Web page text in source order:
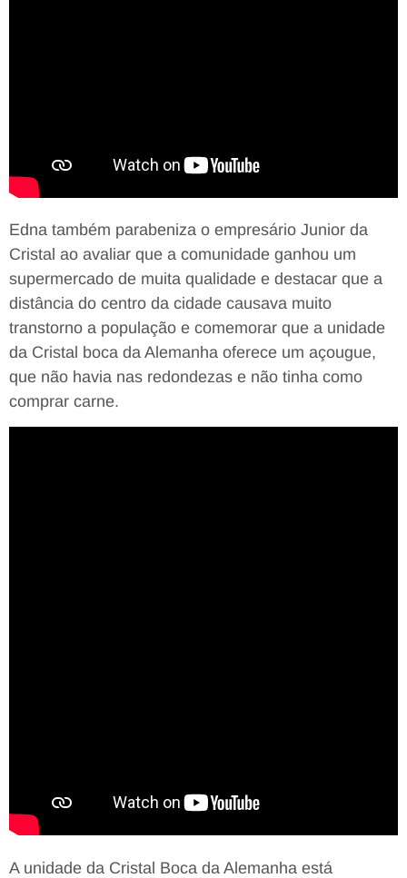
Edna também parabeniza o empresário Junior da
Cristal ao avaliar que a comunidade ganhou um
supermercado de muita qualidade e destacar que a
distância do centro da cidade causava muito
transtorno a população e comemorar que a unidade
da Cristal boca da Alemanha oferece um açougue,
que não havia nas redondezas e não tinha como
comprar carne.
A unidade da Cristal Boca da Alemanha está